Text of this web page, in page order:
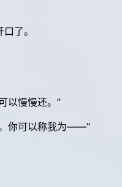
了。
以慢慢还。”
你可以称我为——”